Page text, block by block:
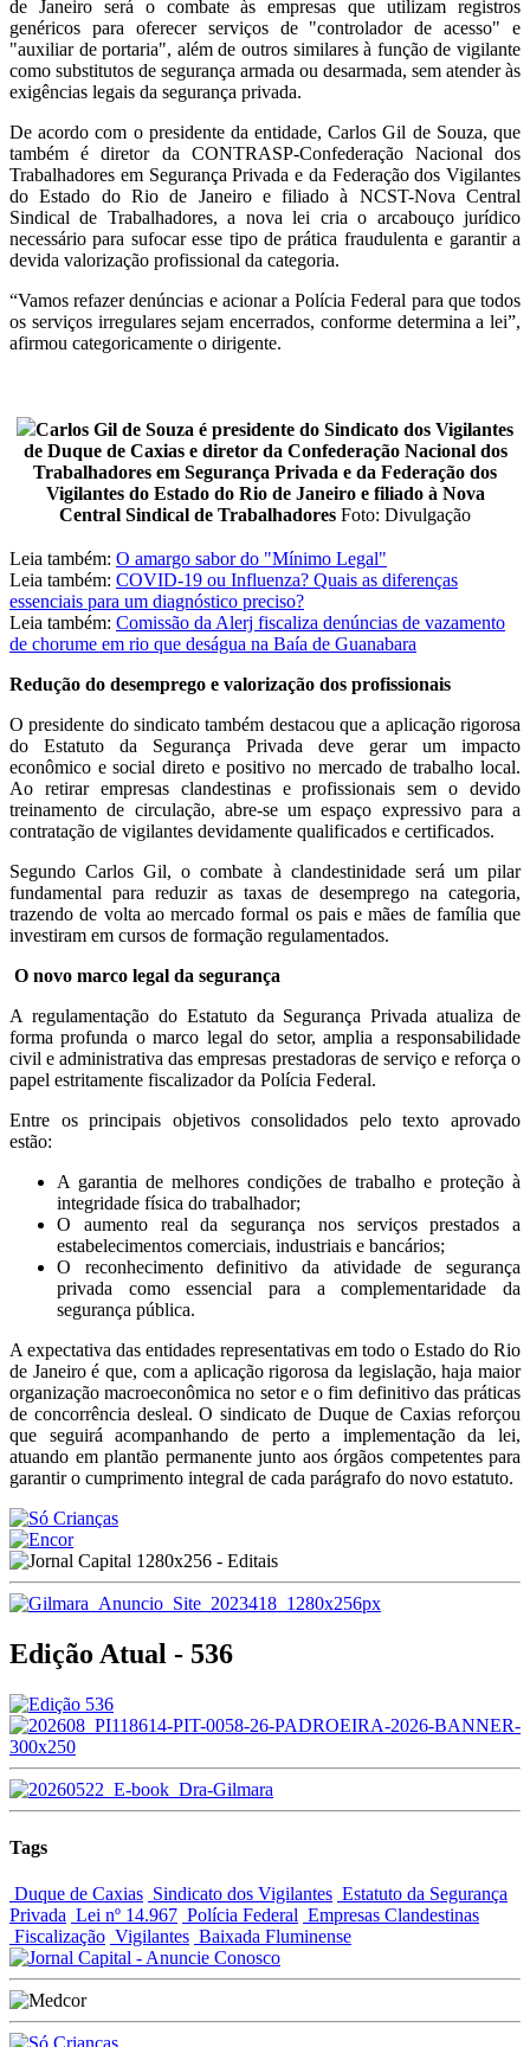
de Janeiro será o combate às empresas que utilizam registros
genéricos para oferecer serviços de "controlador de acesso" e
"auxiliar de portaria", além de outros similares à função de vigilante
como substitutos de segurança armada ou desarmada, sem atender às
exigências legais da segurança privada.
De acordo com o presidente da entidade, Carlos Gil de Souza, que
também é diretor da CONTRASP-Confederação Nacional dos
Trabalhadores em Segurança Privada e da Federação dos Vigilantes
do Estado do Rio de Janeiro e filiado à NCST-Nova Central
Sindical de Trabalhadores, a nova lei cria o arcabouço jurídico
necessário para sufocar esse tipo de prática fraudulenta e garantir a
devida valorização profissional da categoria.
“Vamos refazer denúncias e acionar a Polícia Federal para que todos
os serviços irregulares sejam encerrados, conforme determina a lei”,
afirmou categoricamente o dirigente.
Carlos Gil de Souza é presidente do Sindicato dos Vigilantes
de Duque de Caxias e diretor da Confederação Nacional dos
Trabalhadores em Segurança Privada e da Federação dos
Vigilantes do Estado do Rio de Janeiro e filiado à Nova
Central Sindical de Trabalhadores Foto: Divulgação
Leia também: O amargo sabor do "Mínimo Legal"
Leia também: COVID-19 ou Influenza? Quais as diferenças
essenciais para um diagnóstico preciso?
Leia também: Comissão da Alerj fiscaliza denúncias de vazamento
de chorume em rio que deságua na Baía de Guanabara
Redução do desemprego e valorização dos profissionais
O presidente do sindicato também destacou que a aplicação rigorosa
do Estatuto da Segurança Privada deve gerar um impacto
econômico e social direto e positivo no mercado de trabalho local.
Ao retirar empresas clandestinas e profissionais sem o devido
treinamento de circulação, abre-se um espaço expressivo para a
contratação de vigilantes devidamente qualificados e certificados.
Segundo Carlos Gil, o combate à clandestinidade será um pilar
fundamental para reduzir as taxas de desemprego na categoria,
trazendo de volta ao mercado formal os pais e mães de família que
investiram em cursos de formação regulamentados.
O novo marco legal da segurança
A regulamentação do Estatuto da Segurança Privada atualiza de
forma profunda o marco legal do setor, amplia a responsabilidade
civil e administrativa das empresas prestadoras de serviço e reforça o
papel estritamente fiscalizador da Polícia Federal.
Entre os principais objetivos consolidados pelo texto aprovado
estão:
A garantia de melhores condições de trabalho e proteção à
integridade física do trabalhador;
O aumento real da segurança nos serviços prestados a
estabelecimentos comerciais, industriais e bancários;
O reconhecimento definitivo da atividade de segurança
privada como essencial para a complementaridade da
segurança pública.
A expectativa das entidades representativas em todo o Estado do Rio
de Janeiro é que, com a aplicação rigorosa da legislação, haja maior
organização macroeconômica no setor e o fim definitivo das práticas
de concorrência desleal. O sindicato de Duque de Caxias reforçou
que seguirá acompanhando de perto a implementação da lei,
atuando em plantão permanente junto aos órgãos competentes para
garantir o cumprimento integral de cada parágrafo do novo estatuto.
Edição Atual - 536
Tags
Duque de Caxias Sindicato dos Vigilantes Estatuto da Segurança
Privada Lei nº 14.967 Polícia Federal Empresas Clandestinas
Fiscalização Vigilantes Baixada Fluminense